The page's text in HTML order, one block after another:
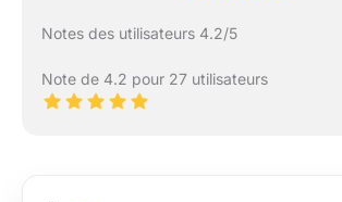
Notes des utilisateurs 4.2/5
Note de 4.2 pour 27 utilisateurs